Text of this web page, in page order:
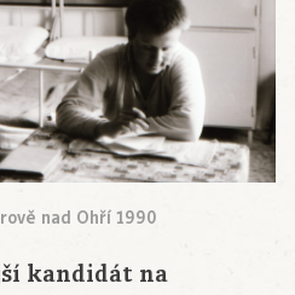
nad Ohří 1990
kandidát na